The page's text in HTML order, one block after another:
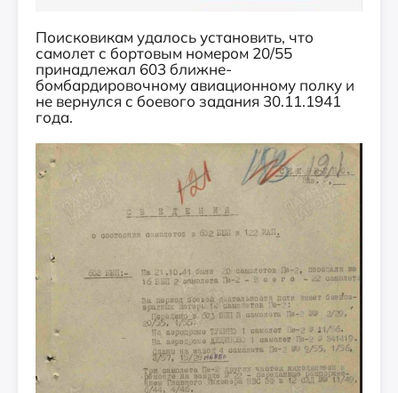
Поисковикам удалось установить, что
самолет с бортовым номером 20/55
принадлежал 603 ближне-
бомбардировочному авиационному полку и
не вернулся с боевого задания 30.11.1941
года.